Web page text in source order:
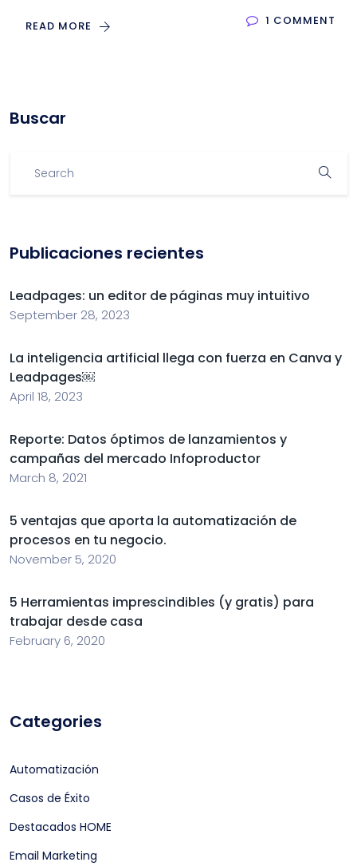
READ MORE 1 COMMENT
Buscar
Publicaciones recientes
Leadpages: un editor de páginas muy intuitivo
September 28, 2023
La inteligencia artificial llega con fuerza en Canva y
Leadpages￼
April 18, 2023
Reporte: Datos óptimos de lanzamientos y
campañas del mercado Infoproductor
March 8, 2021
5 ventajas que aporta la automatización de
procesos en tu negocio.
November 5, 2020
5 Herramientas imprescindibles (y gratis) para
trabajar desde casa
February 6, 2020
Categories
Automatización
Casos de Éxito
Destacados HOME
Email Marketing